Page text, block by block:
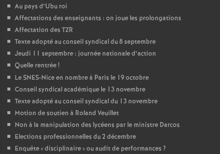
Au pays d’Ubu roi
Affectations des enseignants : on joue les prolongations
Affectation des TZR
Texte adopté au conseil syndical du 8 septembre
Jeudi 11 septembre : journée nationale d’action
Quelle rentrée!
Le SNES-Nice en nombre à Paris le 19 octobre
Conseil syndical académique le 13 novembre
Texte adopté au conseil syndical du 13 novembre
Motion de soutien à Roland Veuillet
Non à la manipulation des lycéens par le ministre Darcos
Elections professionnelles du 2 décembre
Enquête «disciplinaire» ou audit de performances ?